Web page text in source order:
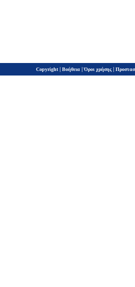
Copyright | Βοήθεια |Όροι χρήσης |